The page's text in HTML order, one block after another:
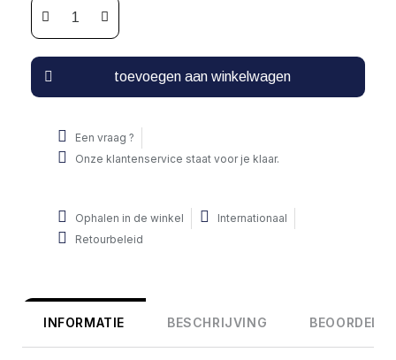
toevoegen aan winkelwagen
Een vraag ?
Onze klantenservice staat voor je klaar.
Ophalen in de winkel
Internationaal
Retourbeleid
INFORMATIE BESCHRIJVING